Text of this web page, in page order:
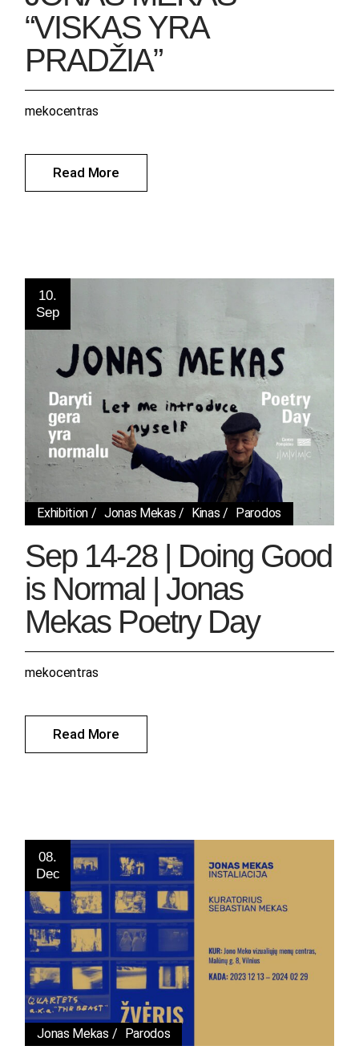
“VISKAS YRA
PRADŽIA”
Read More
mekocentras
10.
Sep
Exhibition Jonas Mekas Kinas Parodos
Sep 14-28 | Doing Good
is Normal | Jonas
Mekas Poetry Day
Read More
mekocentras
08.
Dec
Jonas Mekas Parodos